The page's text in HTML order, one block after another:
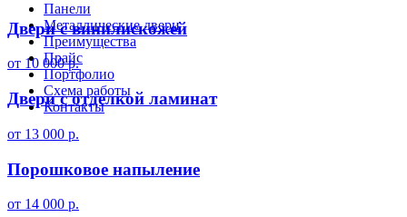
Панели
Металлические двери
Преимущества
Прайс
Портфолио
Схема работы
Контакты
Двери с винилискожей
от 10 000 р.
Двери с отделкой ламинат
от 13 000 р.
Порошковое напыление
от 14 000 р.